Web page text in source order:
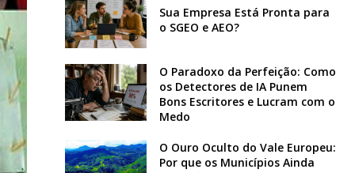
Sua Empresa Está Pronta para
o SGEO e AEO?
O Paradoxo da Perfeição: Como
os Detectores de IA Punem
Bons Escritores e Lucram com o
Medo
O Ouro Oculto do Vale Europeu:
Por que os Municípios Ainda